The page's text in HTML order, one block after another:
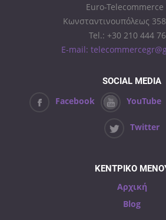
Euro-Telecommerce
Κωνσταντινουπόλεως
Tel.: +30 210 444
E-mail:
SOCIAL MEDIA
Facebook YouTube
Twitter
ΚΕΝΤΡΙΚΟ
Αρχική
Blog